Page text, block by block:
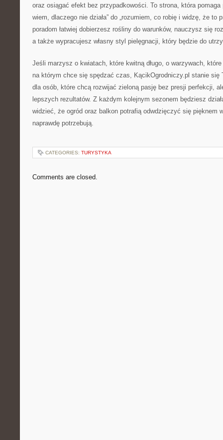
oraz osiągać efekt bez przypadkowości. To strona, która pomaga
wiem, dlaczego nie działa” do „rozumiem, co robię i widzę, że to
poradom łatwiej dobierzesz rośliny do warunków, nauczysz się
a także wypracujesz własny styl pielęgnacji, który będzie do
Jeśli marzysz o kwiatach, które kwitną długo, o warzywach,
na którym chce się spędzać czas, KącikOgrodniczy.pl stanie się
dla osób, które chcą rozwijać zieloną pasję bez presji perfekcji,
lepszych rezultatów. Z każdym kolejnym sezonem będziesz
widzieć, że ogród oraz balkon potrafią odwdzięczyć się pięknem
naprawdę potrzebują.
CATEGORIES: TURYSTYKA
Comments are closed.